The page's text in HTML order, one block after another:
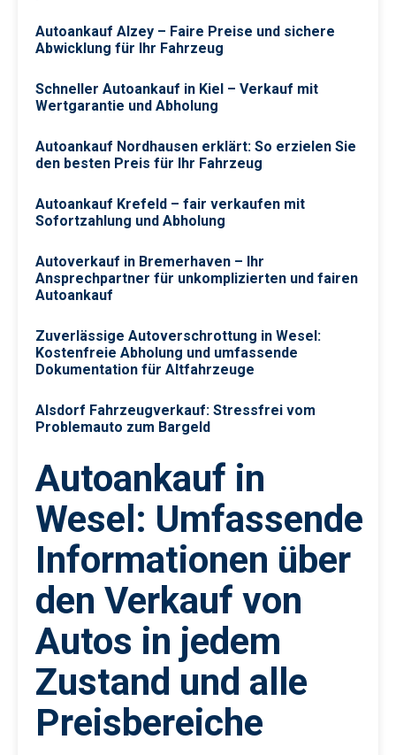
Autoankauf Alzey – Faire Preise und sichere
Abwicklung für Ihr Fahrzeug
Schneller Autoankauf in Kiel – Verkauf mit
Wertgarantie und Abholung
Autoankauf Nordhausen erklärt: So erzielen Sie
den besten Preis für Ihr Fahrzeug
Autoankauf Krefeld – fair verkaufen mit
Sofortzahlung und Abholung
Autoverkauf in Bremerhaven – Ihr
Ansprechpartner für unkomplizierten und fairen
Autoankauf
Zuverlässige Autoverschrottung in Wesel:
Kostenfreie Abholung und umfassende
Dokumentation für Altfahrzeuge
Alsdorf Fahrzeugverkauf: Stressfrei vom
Problemauto zum Bargeld
Autoankauf in
Wesel: Umfassende
Informationen über
den Verkauf von
Autos in jedem
Zustand und alle
Preisbereiche